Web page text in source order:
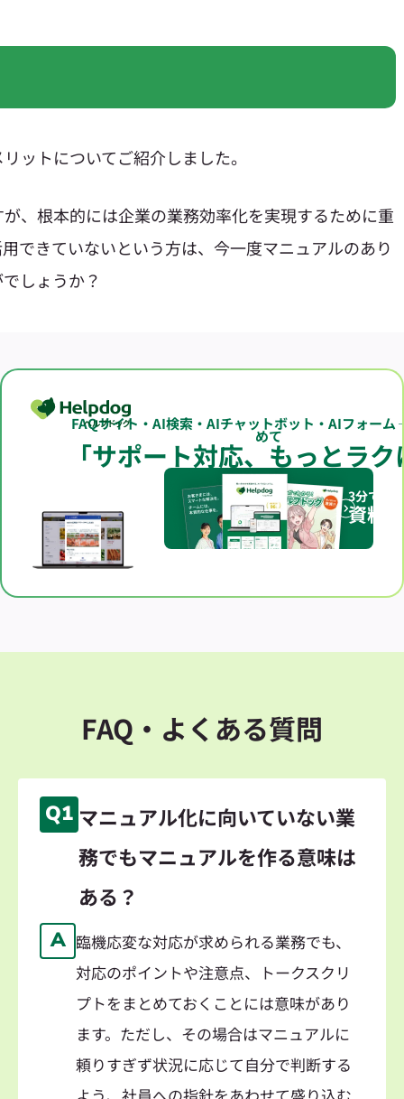
ットについてご紹介しました。
、根本的には企業の業務効率化を実現するために重
できていないという方は、今一度マニュアルのあり
しょうか？
FAQサイト・AI検索・AIチャットボット・AIフォー
めて
「サポート対応、もっとラ
3分でわ
資料
FAQ・よくある質問
Q1 マニュアル化に向いていない業
務でもマニュアルを作る意味は
ある？
A 臨機応変な対応が求められる業務でも、
対応のポイントや注意点、トークスクリ
プトをまとめておくことには意味があり
ます。ただし、その場合はマニュアルに
頼りすぎず状況に応じて自分で判断する